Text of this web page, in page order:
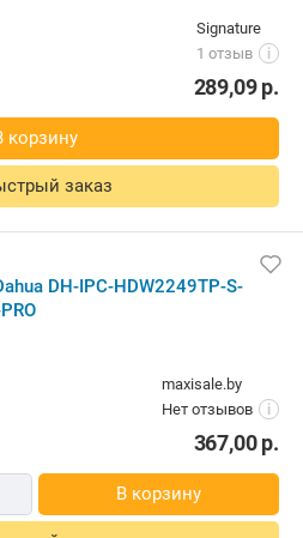
S-LED-0280B-
Signature
1 отзыв
i
289,09р.